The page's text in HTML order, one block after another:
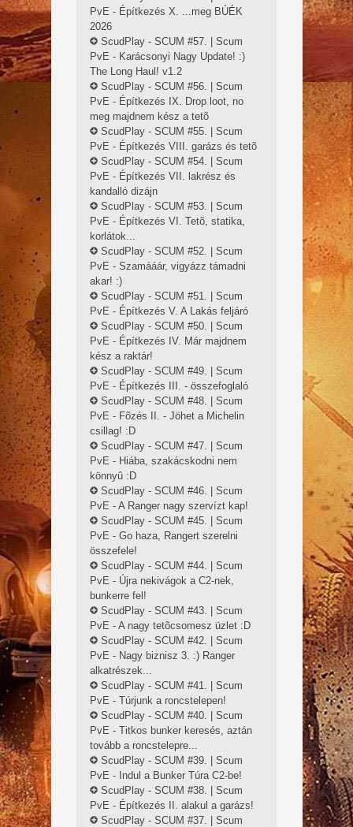
PvE - Építkezés X. ...meg BÚÉK
2026
ScudPlay - SCUM #57. | Scum
PvE - Karácsonyi Nagy Update! :)
The Long Haul! v1.2
ScudPlay - SCUM #56. | Scum
PvE - Építkezés IX. Drop loot, no
meg majdnem kész a tetõ
ScudPlay - SCUM #55. | Scum
PvE - Építkezés VIII. garázs és tetõ
ScudPlay - SCUM #54. | Scum
PvE - Építkezés VII. lakrész és
kandalló dizájn
ScudPlay - SCUM #53. | Scum
PvE - Építkezés VI. Tetõ, statika,
korlátok...
ScudPlay - SCUM #52. | Scum
PvE - Szamááár, vigyázz támadni
akar! :)
ScudPlay - SCUM #51. | Scum
PvE - Építkezés V. A Lakás feljáró
ScudPlay - SCUM #50. | Scum
PvE - Építkezés IV. Már majdnem
kész a raktár!
ScudPlay - SCUM #49. | Scum
PvE - Építkezés III. - összefoglaló
ScudPlay - SCUM #48. | Scum
PvE - Fõzés II. - Jöhet a Michelin
csillag! :D
ScudPlay - SCUM #47. | Scum
PvE - Hiába, szakácskodni nem
könnyû :D
ScudPlay - SCUM #46. | Scum
PvE - A Ranger nagy szervízt kap!
ScudPlay - SCUM #45. | Scum
PvE - Go haza, Rangert szerelni
összefele!
ScudPlay - SCUM #44. | Scum
PvE - Újra nekivágok a C2-nek,
bunkerre fel!
ScudPlay - SCUM #43. | Scum
PvE - A nagy tetõcsomesz üzlet :D
ScudPlay - SCUM #42. | Scum
PvE - Nagy biznisz 3. :) Ranger
alkatrészek...
ScudPlay - SCUM #41. | Scum
PvE - Túrjunk a roncstelepen!
ScudPlay - SCUM #40. | Scum
PvE - Titkos bunker keresés, aztán
tovább a roncstelepre...
ScudPlay - SCUM #39. | Scum
PvE - Indul a Bunker Túra C2-be!
ScudPlay - SCUM #38. | Scum
PvE - Építkezés II. alakul a garázs!
ScudPlay - SCUM #37. | Scum